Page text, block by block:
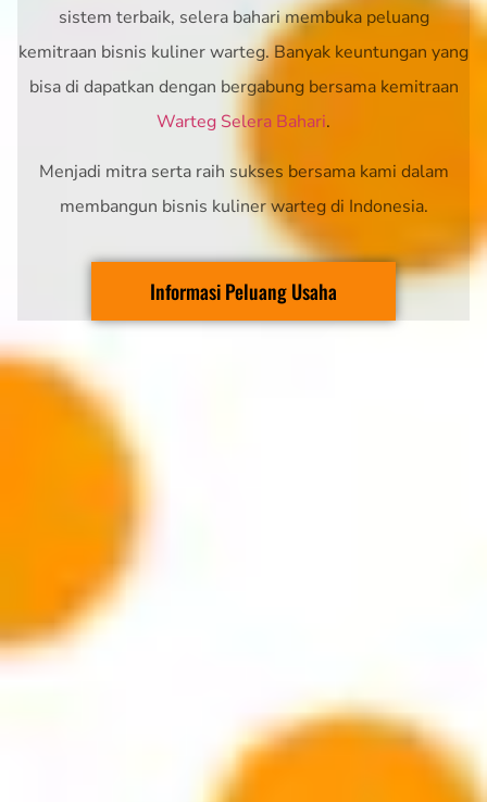
sistem terbaik, selera bahari membuka peluang
kemitraan bisnis kuliner warteg. Banyak keuntungan yang
bisa di dapatkan dengan bergabung bersama kemitraan
Warteg Selera Bahari.
Menjadi mitra serta raih sukses bersama kami dalam
membangun bisnis kuliner warteg di Indonesia.
Informasi Peluang Usaha